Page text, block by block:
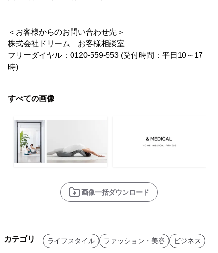
＜お客様からのお問い合わせ先＞
株式会社ドリーム お客様相談室
フリーダイヤル：0120-559-553 (受付時間：平日10～17
時)
すべての画像
画像一括ダウンロード
カテゴリ ライフスタイル ファッション・美容 ビジネス